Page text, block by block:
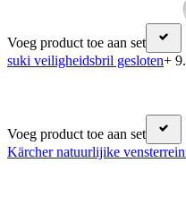
Voeg product toe aan set
suki veiligheidsbril gesloten+
Voeg product toe aan set
Kärcher natuurlijike